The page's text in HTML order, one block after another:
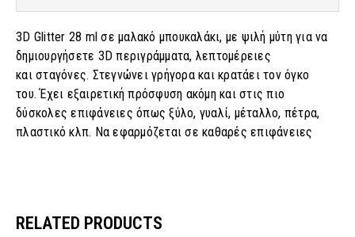
3D Glitter 28 ml σε μαλακό μπουκαλάκι, με ψιλή μύτη για να
δημιουργήσετε 3D περιγράμματα, λεπτομέρειες
και σταγόνες. Στεγνώνει γρήγορα και κρατάει τον όγκο
του. Έχει εξαιρετική πρόσφυση ακόμη και στις πιο
δύσκολες επιφάνειες όπως ξύλο, γυαλί, μέταλλο, πέτρα,
πλαστικό κλπ. Να εφαρμόζεται σε καθαρές επιφάνειες
RELATED PRODUCTS